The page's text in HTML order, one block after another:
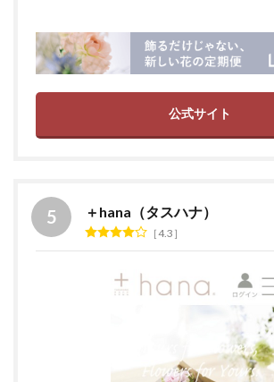
公式サイト
＋hana（タスハナ）
4.3